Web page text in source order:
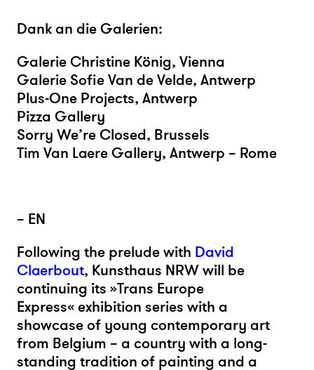
Dank an die Galerien:
Galerie Christine König, Vienna
Galerie Sofie Van de Velde, Antwerp
Plus-One Projects, Antwerp
Pizza Gallery
Sorry We’re Closed, Brussels
Tim Van Laere Gallery, Antwerp – Rome
– EN
Following the prelude with David
Claerbout, Kunsthaus NRW will be
continuing its »Trans Europe
Express« exhibition series with a
showcase of young contemporary art
from Belgium – a country with a long-
standing tradition of painting and a